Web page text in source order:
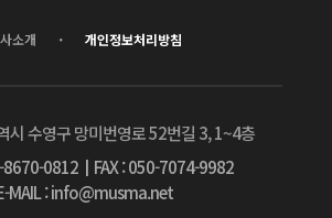
소개 · 개인정보처리방침
시 수영구 망미번영로 52번길 3, 1~4층
8670-0812┃ FAX : 050-7074-9982
MAIL : info@musma.net